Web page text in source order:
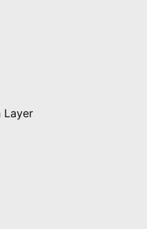
Layer